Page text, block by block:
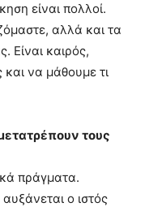
είναι πολλοί.
αλλά και τα
Είναι καιρός,
να μάθουμε τι
τους
πράγματα.
ο ιστός